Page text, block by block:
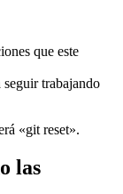
que este
seguir trabajando
«git reset».
las